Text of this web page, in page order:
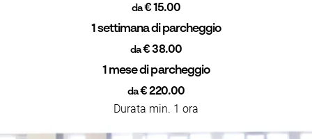
da€ 15.00
1 settimana di parcheggio
da€ 38.00
1 mese di parcheggio
da€ 220.00
Durata min. 1 ora